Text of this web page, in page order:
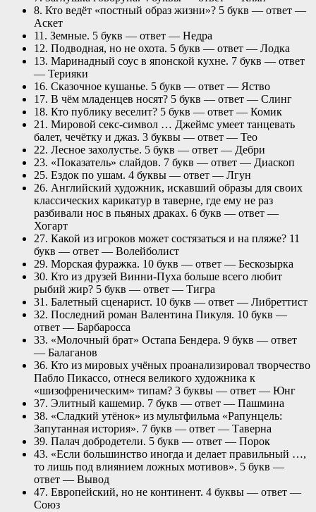
8. Кто ведёт «постный образ жизни»? 5 букв — ответ —
Аскет
11. Земные. 5 букв — ответ — Недра
12. Подводная, но не охота. 5 букв — ответ — Лодка
13. Маринадный соус в японской кухне. 7 букв — ответ
— Терияки
16. Сказочное кушанье. 5 букв — ответ — Яство
17. В чём младенцев носят? 5 букв — ответ — Слинг
18. Кто публику веселит? 5 букв — ответ — Комик
21. Мировой секс-символ … Джеймс умеет танцевать
балет, чечётку и джаз. 3 буквы — ответ — Тео
22. Лесное захолустье. 5 букв — ответ — Дебри
23. «Показатель» слайдов. 7 букв — ответ — Диаскоп
25. Ездок по ушам. 4 буквы — ответ — Лгун
26. Английский художник, искавший образы для своих
классических карикатур в таверне, где ему не раз
разбивали нос в пьяных драках. 6 букв — ответ —
Хогарт
27. Какой из игроков может состязаться и на пляже? 11
букв — ответ — Волейболист
29. Морская фуражка. 10 букв — ответ — Бескозырка
30. Кто из друзей Винни-Пуха больше всего любит
рыбий жир? 5 букв — ответ — Тигра
31. Балетный сценарист. 10 букв — ответ — Либреттист
32. Последний роман Валентина Пикуля. 10 букв —
ответ — Барбаросса
33. «Молочный брат» Остапа Бендера. 9 букв — ответ
— Балаганов
36. Кто из мировых учёных проанализировал творчество
Пабло Пикассо, отнеся великого художника к
«шизофреническим» типам? 3 буквы — ответ — Юнг
37. Элитный кашемир. 7 букв — ответ — Пашмина
38. «Сладкий утёнок» из мультфильма «Рапунцель:
Запутанная история». 7 букв — ответ — Таверна
39. Палач добродетели. 5 букв — ответ — Порок
43. «Если большинство иногда и делает правильный …,
то лишь под влиянием ложных мотивов». 5 букв —
ответ — Вывод
47. Европейский, но не континент. 4 буквы — ответ —
Союз